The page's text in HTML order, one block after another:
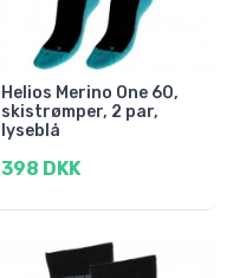
Helios Merino One 60,
skistrømper, 2 par,
lyseblå
398 DKK